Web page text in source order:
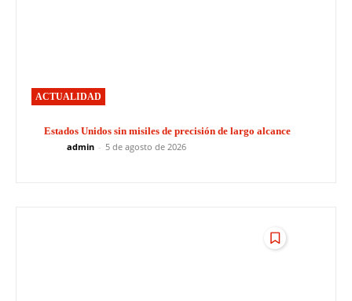
ACTUALIDAD
Estados Unidos sin misiles de precisión de largo alcance
admin - 5 de agosto de 2026